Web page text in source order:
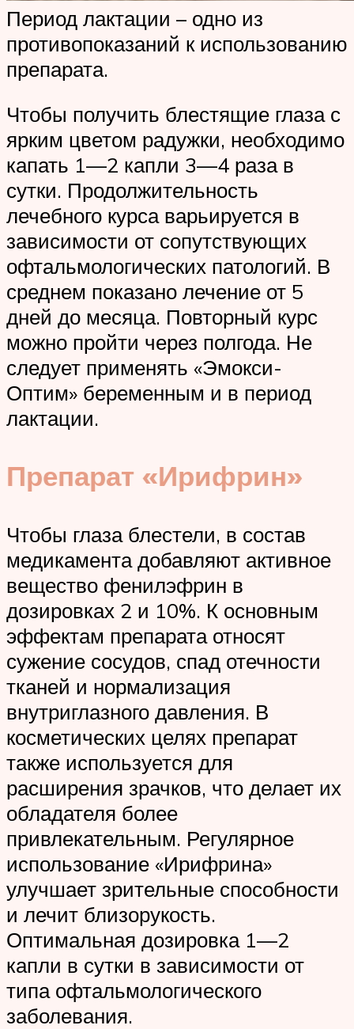
Период лактации – одно из
противопоказаний к использованию
препарата.
Чтобы получить блестящие глаза с
ярким цветом радужки, необходимо
капать 1—2 капли 3—4 раза в
сутки. Продолжительность
лечебного курса варьируется в
зависимости от сопутствующих
офтальмологических патологий. В
среднем показано лечение от 5
дней до месяца. Повторный курс
можно пройти через полгода. Не
следует применять «Эмокси-
Оптим» беременным и в период
лактации.
Препарат «Ирифрин»
Чтобы глаза блестели, в состав
медикамента добавляют активное
вещество фенилэфрин в
дозировках 2 и 10%. К основным
эффектам препарата относят
сужение сосудов, спад отечности
тканей и нормализация
внутриглазного давления. В
косметических целях препарат
также используется для
расширения зрачков, что делает их
обладателя более
привлекательным. Регулярное
использование «Ирифрина»
улучшает зрительные способности
и лечит близорукость.
Оптимальная дозировка 1—2
капли в сутки в зависимости от
типа офтальмологического
заболевания.